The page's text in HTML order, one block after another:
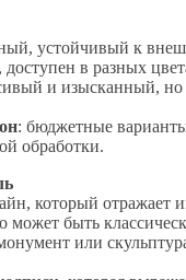
устойчивый к
доступен в разных
и изысканный, но
: бюджетные
обработки.
который отражает
может быть
или